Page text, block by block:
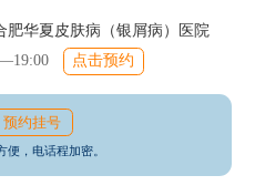
肥华夏皮肤病（银屑病）医院
点击预约
预约挂号
，电话程加密。